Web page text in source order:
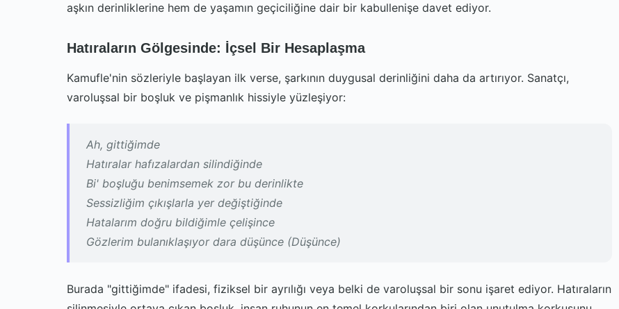
aşkın derinliklerine hem de yaşamın geçiciliğine dair bir kabullenişe davet ediyor.
Hatıraların Gölgesinde: İçsel Bir Hesaplaşma
Kamufle'nin sözleriyle başlayan ilk verse, şarkının duygusal derinliğini daha da artırıyor. Sanatçı,
varoluşsal bir boşluk ve pişmanlık hissiyle yüzleşiyor:
Ah, gittiğimde
Hatıralar hafızalardan silindiğinde
Bi' boşluğu benimsemek zor bu derinlikte
Sessizliğim çıkışlarla yer değiştiğinde
Hatalarım doğru bildiğimle çelişince
Gözlerim bulanıklaşıyor dara düşünce (Düşünce)
Burada "gittiğimde" ifadesi, fiziksel bir ayrılığı veya belki de varoluşsal bir sonu işaret ediyor. Hatıraların